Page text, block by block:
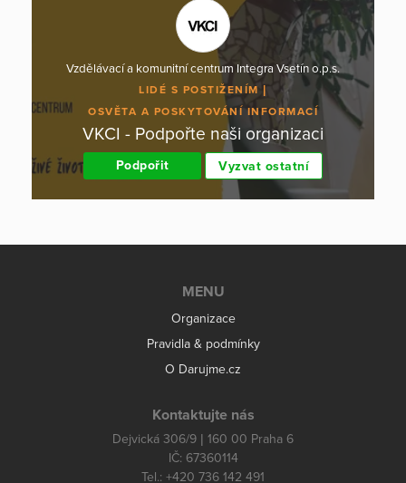
Vzdělávací a komunitní centrum Integra Vsetín o.p.s.
LIDÉ S POSTIŽENÍM
OSVĚTA A POSKYTOVÁNÍ INFORMACÍ
VKCI - Podpořte naši organizaci
Podpořit Vyzvat ostatní
MENU
Organizace
Pravidla & podmínky
O Darujme.cz
Kontaktujte nás
Dejvická 306/9 | 160 00 Praha 6
IČ: 67360114
Tel.: +420 736 142 491